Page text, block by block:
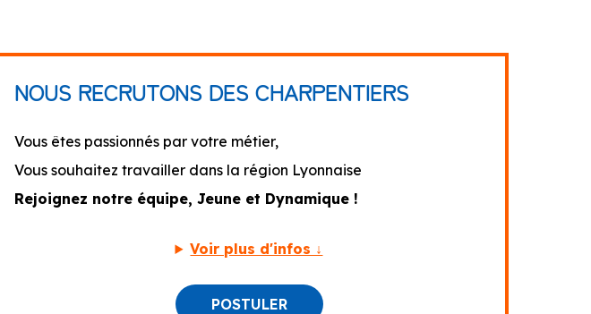
NOUS RECRUTONS DES CHARPENTIERS
Vous êtes passionnés par votre métier,
Vous souhaitez travailler dans la région Lyonnaise
Rejoignez notre équipe, Jeune et Dynamique !
Voir plus d'infos ↓
POSTULER